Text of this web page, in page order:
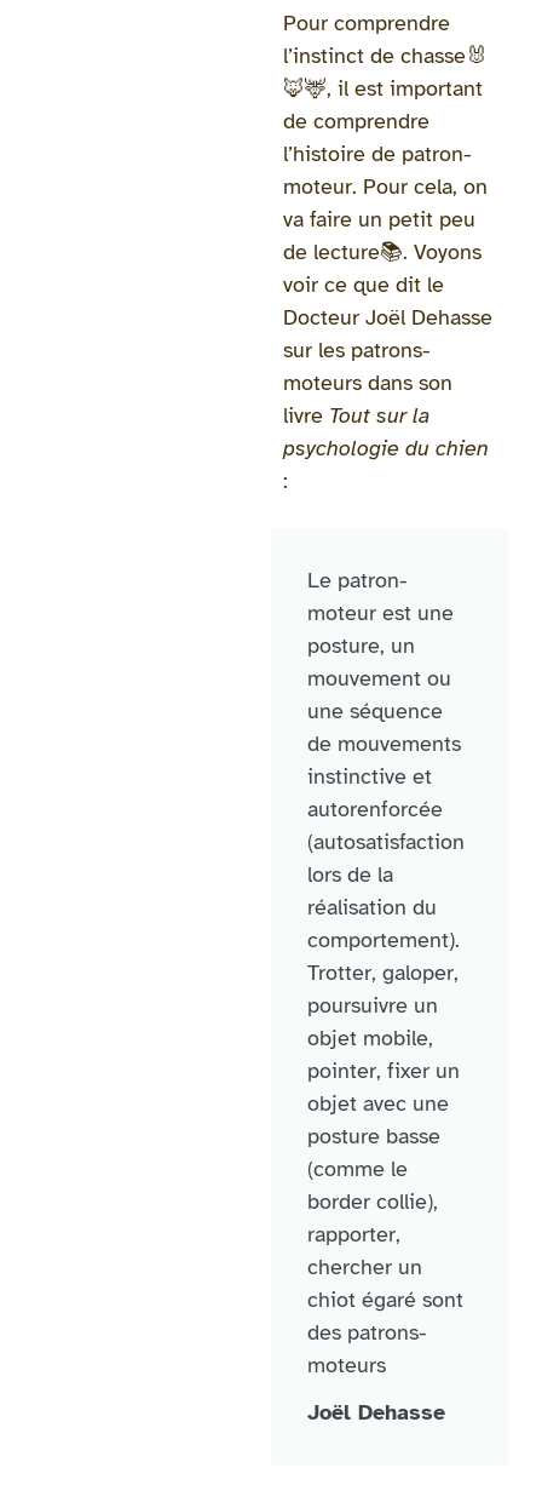
Pour comprendre
l’instinct de chasse🐰
🦊🦌, il est important
de comprendre
l’histoire de patron-
moteur. Pour cela, on
va faire un petit peu
de lecture📚. Voyons
voir ce que dit le
Docteur Joël Dehasse
sur les patrons-
moteurs dans son
livre Tout sur la
psychologie du chien
:
Le patron-
moteur est une
posture, un
mouvement ou
une séquence
de mouvements
instinctive et
autorenforcée
(autosatisfaction
lors de la
réalisation du
comportement).
Trotter, galoper,
poursuivre un
objet mobile,
pointer, fixer un
objet avec une
posture basse
(comme le
border collie),
rapporter,
chercher un
chiot égaré sont
des patrons-
moteurs
Joël Dehasse